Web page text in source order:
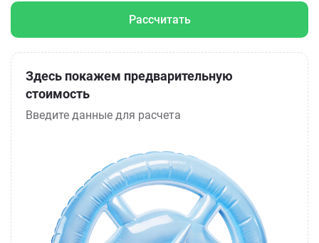
Рассчитать
Здесь покажем предварительную
стоимость
Введите данные для расчета